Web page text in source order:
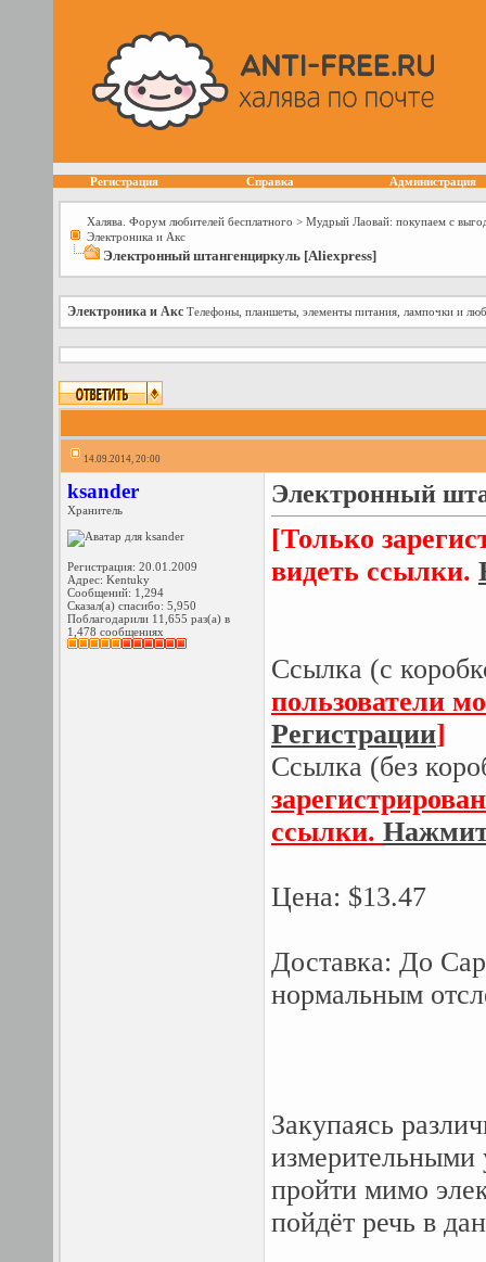
Регистрация Справка Администрация
Халява. Форум любителей бесплатного > Мудрый Лаовай: покупаем с
Электроника и Акс
Электронный штангенциркуль [Aliexpress]
Электроника и Акс Телефоны, планшеты, элементы питания, лампочки и
14.09.2014, 20:00
ksander
Хранитель
Регистрация: 20.01.2009
Адрес: Kentuky
Сообщений: 1,294
Сказал(а) спасибо: 5,950
Поблагодарили 11,655 раз(а) в
1,478 сообщениях
Электронный
[Только
видеть ссылки.
Ссылка (с
пользователи
Регистрации]
Ссылка (без
ссылки.
Цена: $13.47
Доставка: До
нормальным
Закупаясь
измерительными
пройти мимо
пойдёт речь в